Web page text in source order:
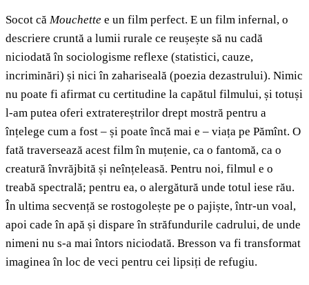
Socot că Mouchette e un film perfect. E un film infernal, o
descriere cruntă a lumii rurale ce reușește să nu cadă
niciodată în sociologisme reflexe (statistici, cauze,
incriminări) și nici în zahariseală (poezia dezastrului). Nimic
nu poate fi afirmat cu certitudine la capătul filmului, și totuși
l-am putea oferi extratereștrilor drept mostră pentru a
înțelege cum a fost – și poate încă mai e – viața pe Pămînt. O
fată traversează acest film în muțenie, ca o fantomă, ca o
creatură învrăjbită și neînțeleasă. Pentru noi, filmul e o
treabă spectrală; pentru ea, o alergătură unde totul iese rău.
În ultima secvență se rostogolește pe o pajiște, într-un voal,
apoi cade în apă și dispare în străfundurile cadrului, de unde
nimeni nu s-a mai întors niciodată. Bresson va fi transformat
imaginea în loc de veci pentru cei lipsiți de refugiu.